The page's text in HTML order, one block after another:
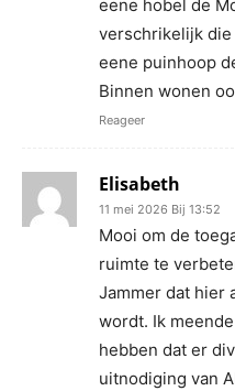
eene hobel de
verschrikelijk die
eene puinhoop
Binnen wonen
Reageer
Elisabeth
11 mei 2026 Bij 13:52
Mooi om de
ruimte te
Jammer dat hier
wordt. Ik
hebben dat er
uitnodiging van